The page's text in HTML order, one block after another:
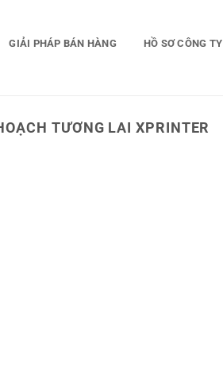
GIẢI PHÁP BÁN HÀNG HỒ SƠ CÔNG TY
TƯƠNG LAI XPRINTER